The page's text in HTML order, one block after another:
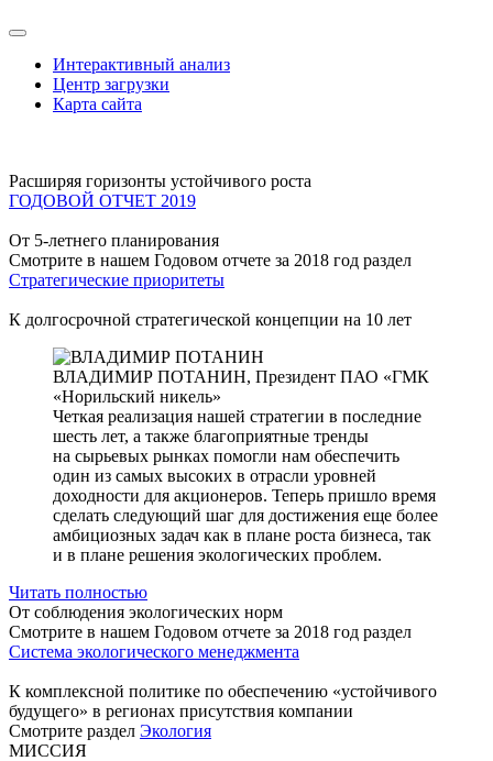
Интерактивный анализ
Центр загрузки
Карта сайта
Расширяя горизонты устойчивого роста
ГОДОВОЙ ОТЧЕТ 2019
От 5-летнего планирования
Смотрите в нашем Годовом отчете за 2018 год раздел
Стратегические приоритеты
К долгосрочной стратегической концепции на 10 лет
ВЛАДИМИР ПОТАНИН, Президент ПАО «ГМК
«Норильский никель»
Четкая реализация нашей стратегии в последние
шесть лет, а также благоприятные тренды
на сырьевых рынках помогли нам обеспечить
один из самых высоких в отрасли уровней
доходности для акционеров. Теперь пришло время
сделать следующий шаг для достижения еще более
амбициозных задач как в плане роста бизнеса, так
и в плане решения экологических проблем.
Читать полностью
От соблюдения экологических норм
Смотрите в нашем Годовом отчете за 2018 год раздел
Система экологического менеджмента
К комплексной политике по обеспечению «устойчивого
будущего» в регионах присутствия компании
Смотрите раздел Экология
МИССИЯ